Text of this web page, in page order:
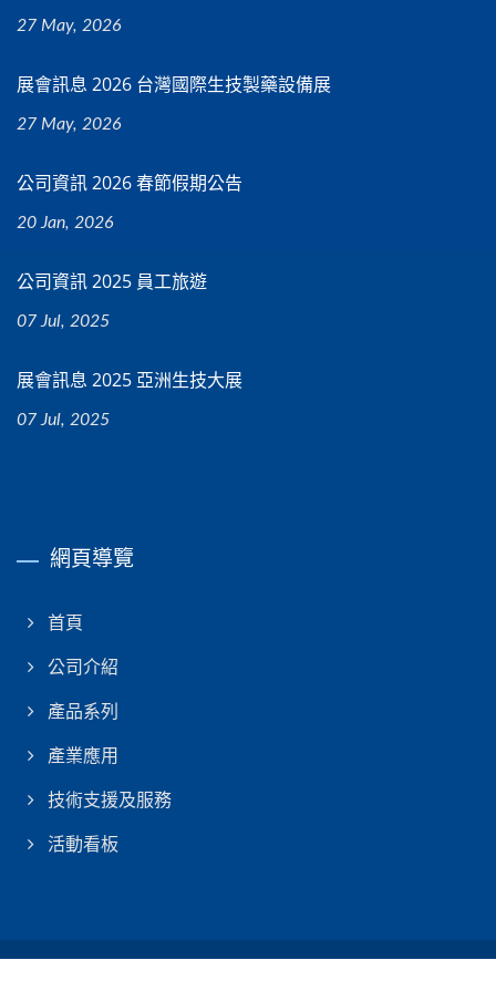
27 May, 2026
展會訊息 2026 台灣國際生技製藥設備展
27 May, 2026
公司資訊 2026 春節假期公告
20 Jan, 2026
公司資訊 2025 員工旅遊
07 Jul, 2025
展會訊息 2025 亞洲生技大展
07 Jul, 2025
網頁導覽
首頁
公司介紹
產品系列
產業應用
技術支援及服務
活動看板